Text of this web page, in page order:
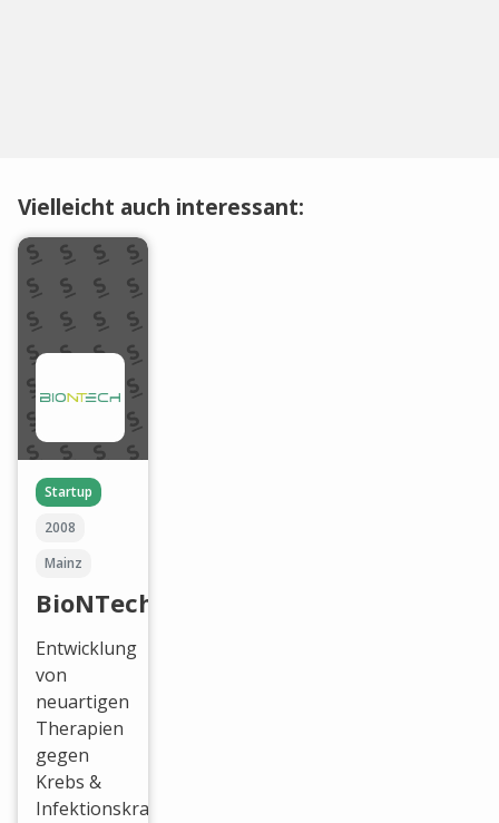
Vielleicht auch interessant:
Startup
2008
Mainz
BioNTech
Entwicklung
von
neuartigen
Therapien
gegen
Krebs &
Infektionskrankheiten.